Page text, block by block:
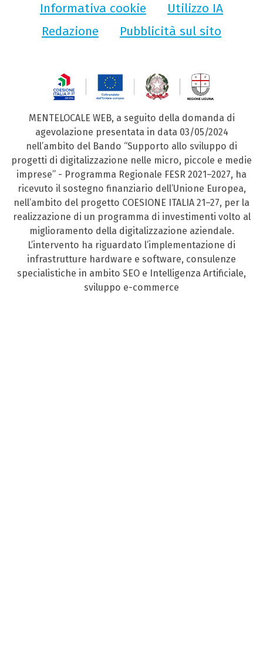
Informativa cookie
Utilizzo IA
Redazione
Pubblicità sul sito
MENTELOCALE WEB, a seguito della domanda di
agevolazione presentata in data 03/05/2024
nell’ambito del Bando “Supporto allo sviluppo di
progetti di digitalizzazione nelle micro, piccole e medie
imprese” - Programma Regionale FESR 2021–2027, ha
ricevuto il sostegno finanziario dell’Unione Europea,
nell’ambito del progetto COESIONE ITALIA 21–27, per la
realizzazione di un programma di investimenti volto al
miglioramento della digitalizzazione aziendale.
L’intervento ha riguardato l’implementazione di
infrastrutture hardware e software, consulenze
specialistiche in ambito SEO e Intelligenza Artificiale,
sviluppo e-commerce